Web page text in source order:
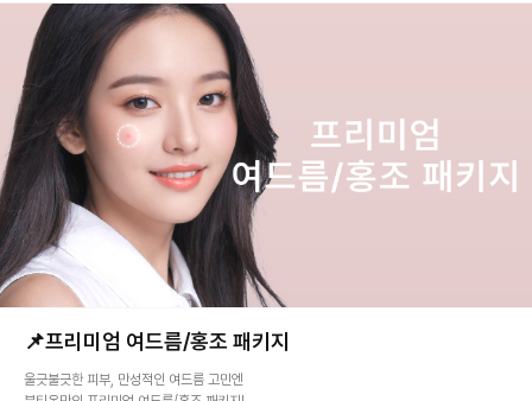
📌프리미엄 여드름/홍조 패키지
울긋불긋한 피부, 만성적인 여드름 고민엔